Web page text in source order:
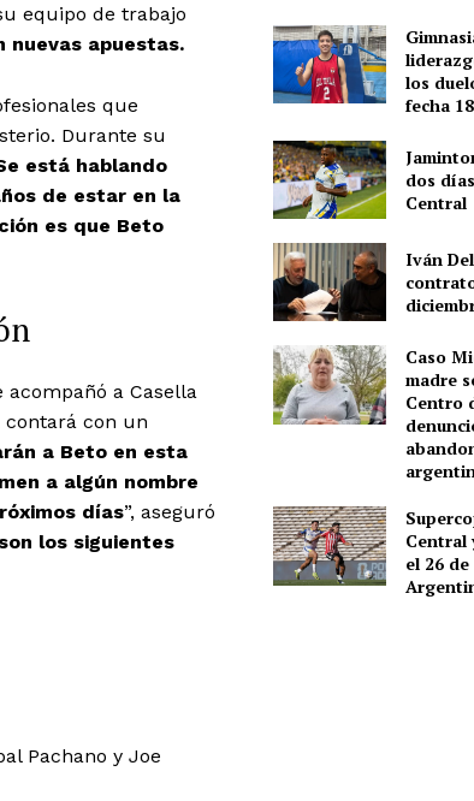
equipo de trabajo
apuestas.
que
Durante su
está hablando
de estar en la
es que Beto
a Casella
con un
a Beto en esta
a algún nombre
días”, aseguró
los siguientes
Pachano y Joe
los
fecha 18
dos
Central
Iván
Caso
madre
Centro
Central
el 26